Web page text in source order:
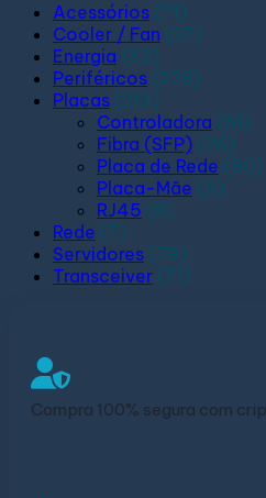
Acessórios (71)
Cooler / Fan (27)
Energia (62)
Periféricos (278)
Placas (213)
Controladora (61)
Fibra (SFP) (26)
Placa de Rede (60)
Placa-Mãe (6)
RJ45 (8)
Rede (7)
Servidores (79)
Transceiver (71)
Compra 100% segura com